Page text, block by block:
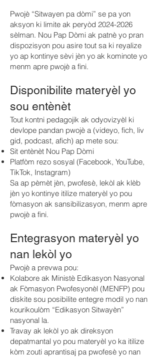
Pwojè “Sitwayen pa dòmi” se pa yon
aksyon ki limite ak peryòd 2024-2026
sèlman. Nou Pap Dòmi ak patnè yo pran
dispozisyon pou asire tout sa ki reyalize
yo ap kontinye sèvi jèn yo ak kominote yo
menm apre pwojè a fini.
Disponibilite materyèl yo
sou entènèt
Tout kontni pedagojik ak odyovizyèl ki
devlope pandan pwojè a (videyo, fich, liv
gid, podcast, afich) ap mete sou:
Sit entènèt Nou Pap Dòmi
Platfòm rezo sosyal (Facebook, YouTube,
TikTok, Instagram)
Sa ap pèmèt jèn, pwofesè, lekòl ak klèb
jèn yo kontinye itilize materyèl yo pou
fòmasyon ak sansibilizasyon, menm apre
pwojè a fini.
Entegrasyon materyèl yo
nan lekòl yo
Pwojè a prevwa pou:
Kolabore ak Ministè Edikasyon Nasyonal
ak Fòmasyon Pwofesyonèl (MENFP) pou
diskite sou posibilite entegre modil yo nan
kourikoulòm “Edikasyon Sitwayèn”
nasyonal la.
Travay ak lekòl yo ak direksyon
depatmantal yo pou materyèl yo ka itilize
kòm zouti aprantisaj pa pwofesè yo nan